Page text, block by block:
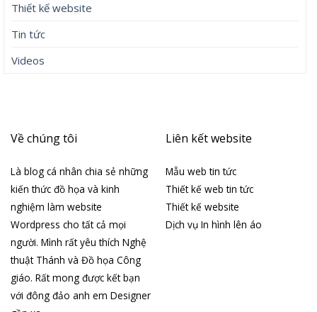
Thiết kế website
Tin tức
Videos
Về chúng tôi
Là blog cá nhân chia sẻ những
kiến thức đồ họa và kinh
nghiệm làm website
Wordpress cho tất cả mọi
người. Mình rất yêu thích Nghệ
thuật Thánh và Đồ họa Công
giáo. Rất mong được kết bạn
với đông đảo anh em Designer
Liên kết website
Mẫu web tin tức
Thiết kế web tin tức
Thiết kế website
Dịch vụ In hình lên áo